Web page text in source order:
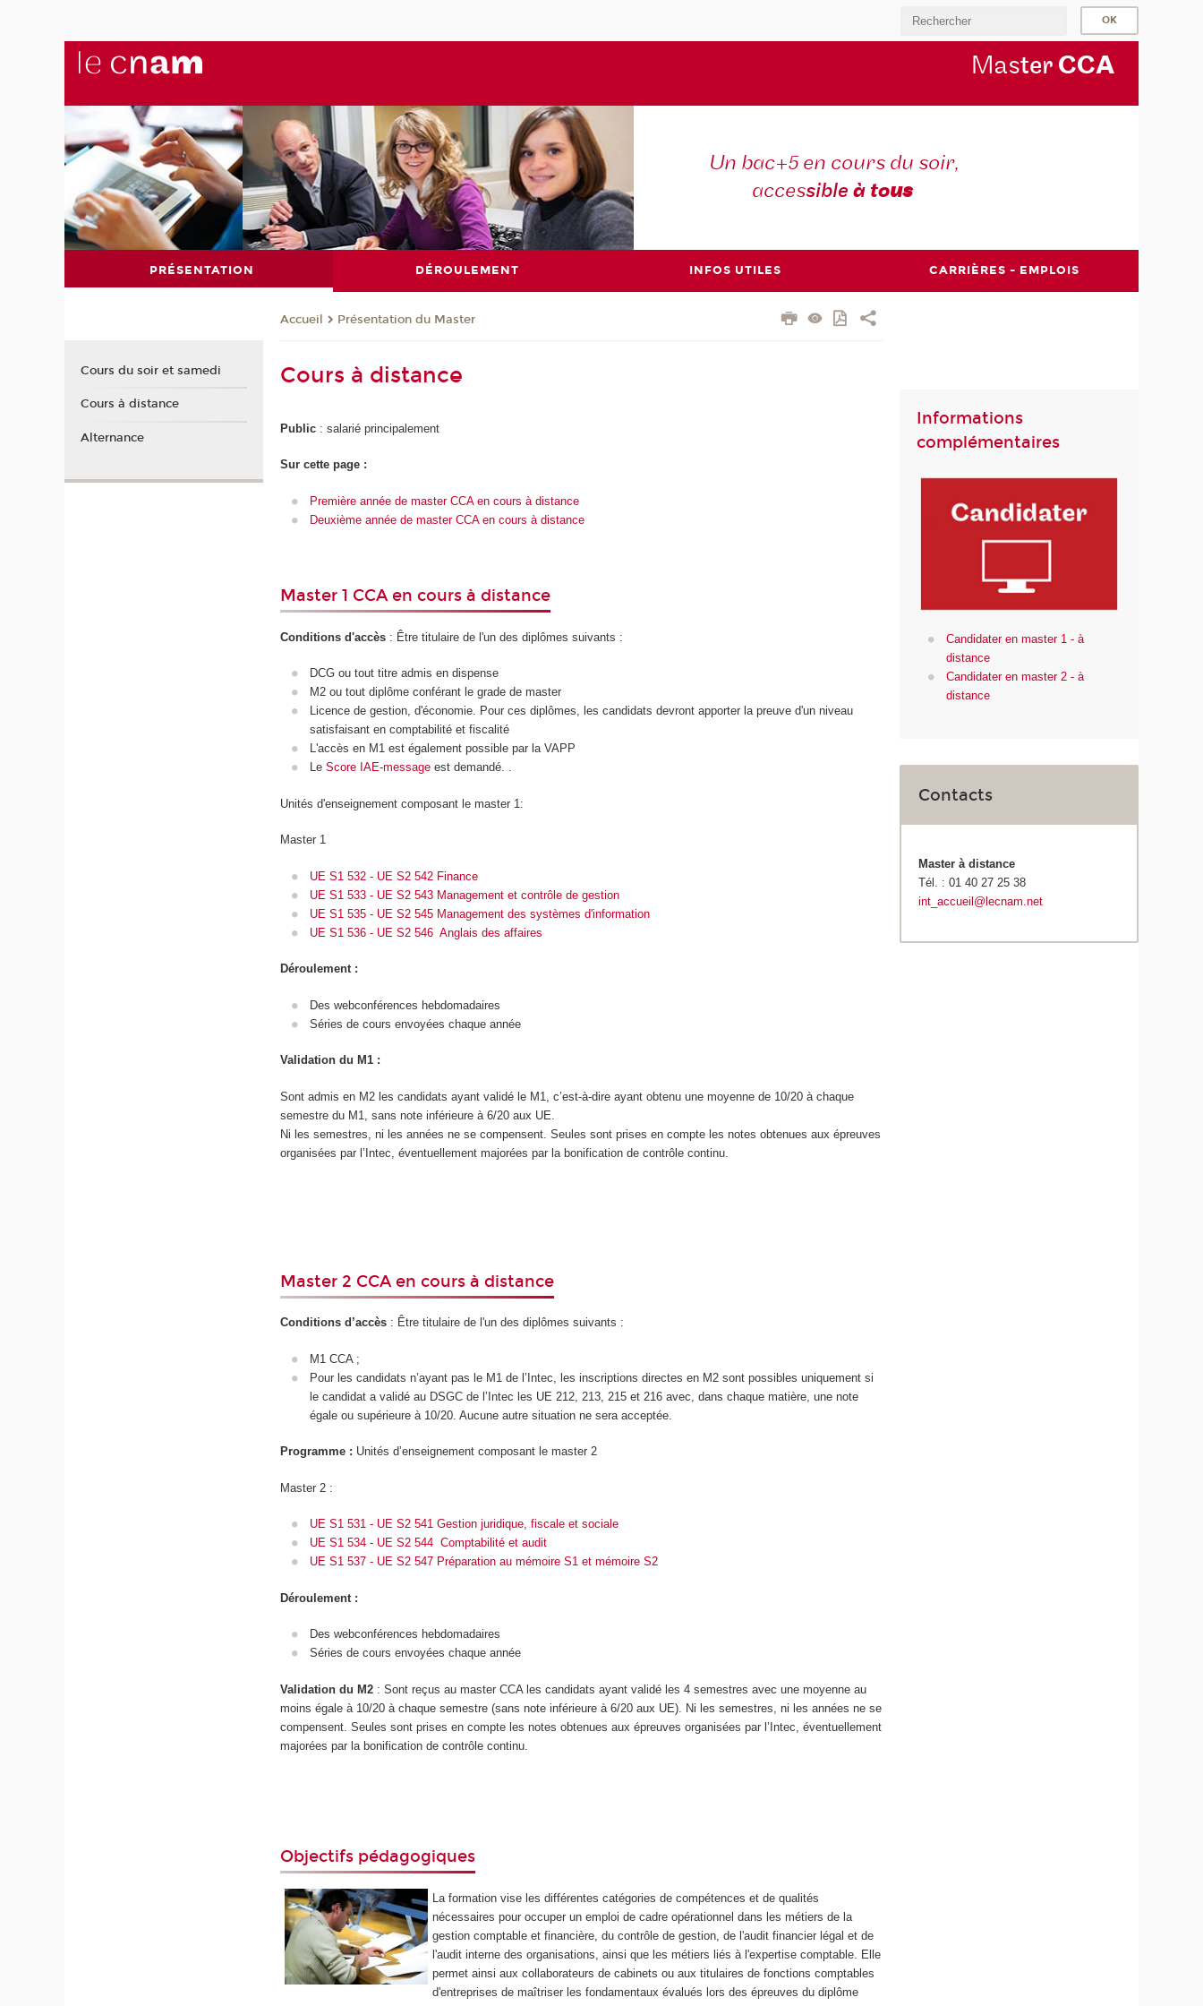
Master CCA
Un bac+5 en cours du soir,
accessible à tous
PRÉSENTATION DÉROULEMENT INFOS UTILES CARRIÈRES - EMPLOIS
Accueil Présentation du Master
Cours à distance
Public : salarié principalement
Sur cette page :
Première année de master CCA en cours à distance
Deuxième année de master CCA en cours à distance
Master 1 CCA en cours à distance
Conditions d'accès : Être titulaire de l'un des diplômes suivants :
DCG ou tout titre admis en dispense
M2 ou tout diplôme conférant le grade de master
Licence de gestion, d'économie. Pour ces diplômes, les candidats devront apporter la preuve d'un niveau
satisfaisant en comptabilité et fiscalité
L'accès en M1 est également possible par la VAPP
Le Score IAE-messageest demandé. .
Unités d'enseignement composant le master 1:
Master 1
UE S1 532 - UE S2 542 Finance
UE S1 533 - UE S2 543 Management et contrôle de gestion
UE S1 535 - UE S2 545 Management des systèmes d'information
UE S1 536 - UE S2 546 Anglais des affaires
Déroulement :
Des webconférences hebdomadaires
Séries de cours envoyées chaque année
Validation du M1 :
Sont admis en M2 les candidats ayant validé le M1, c’est-à-dire ayant obtenu une moyenne de 10/20 à chaque
semestre du M1, sans note inférieure à 6/20 aux UE.
Ni les semestres, ni les années ne se compensent. Seules sont prises en compte les notes obtenues aux épreuves
organisées par l’Intec, éventuellement majorées par la bonification de contrôle continu.
Master 2 CCA en cours à distance
Conditions d’accès : Être titulaire de l'un des diplômes suivants :
M1 CCA ;
Pour les candidats n’ayant pas le M1 de l’Intec, les inscriptions directes en M2 sont possibles uniquement si
le candidat a validé au DSGC de l’Intec les UE 212, 213, 215 et 216 avec, dans chaque matière, une note
égale ou supérieure à 10/20. Aucune autre situation ne sera acceptée.
Programme : Unités d’enseignement composant le master 2
Master 2 :
UE S1 531 - UE S2 541 Gestion juridique, fiscale et sociale
UE S1 534 - UE S2 544 Comptabilité et audit
UE S1 537 - UE S2 547 Préparation au mémoire S1 et mémoire S2
Déroulement :
Des webconférences hebdomadaires
Séries de cours envoyées chaque année
Validation du M2 : Sont reçus au master CCA les candidats ayant validé les 4 semestres avec une moyenne au
moins égale à 10/20 à chaque semestre (sans note inférieure à 6/20 aux UE). Ni les semestres, ni les années ne se
compensent. Seules sont prises en compte les notes obtenues aux épreuves organisées par l’Intec, éventuellement
majorées par la bonification de contrôle continu.
Objectifs pédagogiques
La formation vise les différentes catégories de compétences et de qualités
nécessaires pour occuper un emploi de cadre opérationnel dans les métiers de la
gestion comptable et financière, du contrôle de gestion, de l'audit financier légal et de
l'audit interne des organisations, ainsi que les métiers liés à l'expertise comptable. Elle
permet ainsi aux collaborateurs de cabinets ou aux titulaires de fonctions comptables
d'entreprises de maîtriser les fondamentaux évalués lors des épreuves du diplôme
Informations
complémentaires
Candidater en master 1 - à
distance
Candidater en master 2 - à
distance
Contacts
Master à distance
Tél. : 01 40 27 25 38
int_accueil@lecnam.net
Cours du soir et samedi
Cours à distance
Alternance